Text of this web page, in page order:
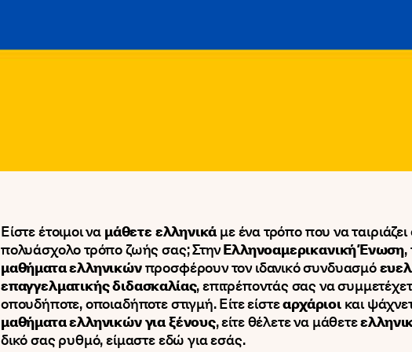
Είστε έτοιμοι ναμάθετε ελληνικάμε ένα τρόπο που να ταιριάζει
πολυάσχολο τρόπο ζωής σας; ΣτηνΕλληνοαμερικανική Ένωση,
μαθήματα ελληνικώνπροσφέρουν τον ιδανικό συνδυασμό
επαγγελματικής διδασκαλίας, επιτρέποντάς σας να
οπουδήποτε, οποιαδήποτε στιγμή. Είτε είστεαρχάριοικαι
μαθήματα ελληνικών για ξένους, είτε θέλετε να μάθετε
δικό σας ρυθμό, είμαστε εδώ για εσάς.